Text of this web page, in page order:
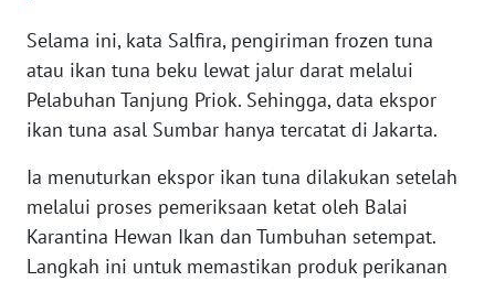
Selama ini, kata Salfira, pengiriman frozen tuna
atau ikan tuna beku lewat jalur darat melalui
Pelabuhan Tanjung Priok. Sehingga, data ekspor
ikan tuna asal Sumbar hanya tercatat di Jakarta.
Ia menuturkan ekspor ikan tuna dilakukan setelah
melalui proses pemeriksaan ketat oleh Balai
Karantina Hewan Ikan dan Tumbuhan setempat.
Langkah ini untuk memastikan produk perikanan
WN
JABAR
WN
WN
NTT